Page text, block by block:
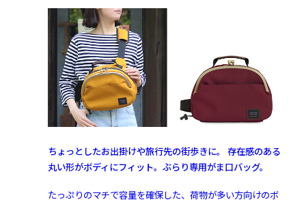
ちょっとしたお出掛けや旅行先の街歩きに。 存在感のある
丸い形がボディにフィット。ぶらり専用がま口バッグ。
たっぷりのマチで容量を確保した、荷物が多い方向けのボ